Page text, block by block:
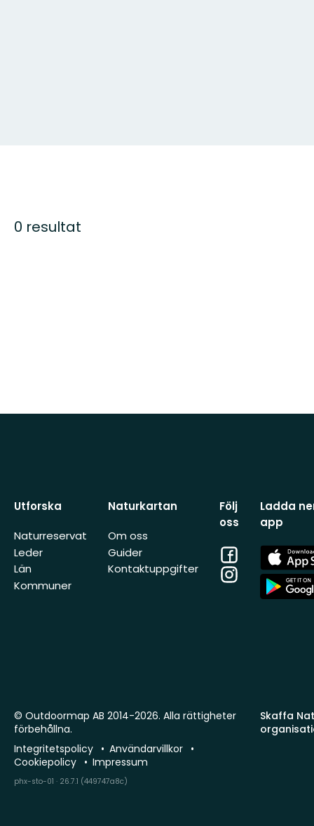
0 resultat
Utforska
Naturreservat
Leder
Län
Kommuner
Naturkartan
Om oss
Guider
Kontaktuppgifter
Följ
oss
Facebook
Instagram
Ladda
app
App
Store
App
Store
Skaffa
© Outdoormap AB 2014-2026. Alla rättigheter
förbehållna.
Integritetspolicy
Användarvillkor
Cookiepolicy
Impressum
phx-sto-01 · 26.7.1 (449747a8c)